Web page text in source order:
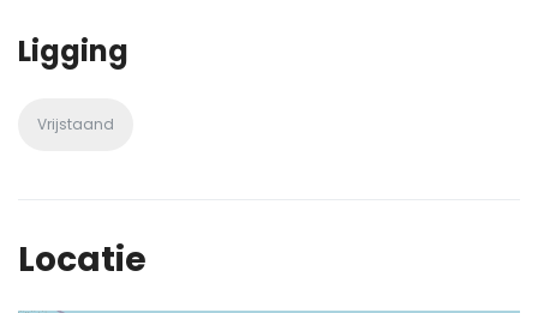
Ligging
Vrijstaand
Locatie